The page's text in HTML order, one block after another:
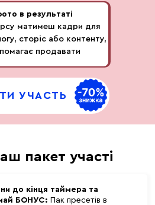
виграшні ракурси
де її ставити (вище /
обличчя, міміка, погляд —
«заморожено»
світло без тіней
робити зі світлом
УЧАСТЬ
в результаті
матимеш кадри для
сторіс або контенту,
продавати
до кінця таймера та
БОНУС: Пак пресетів в
пакет участі